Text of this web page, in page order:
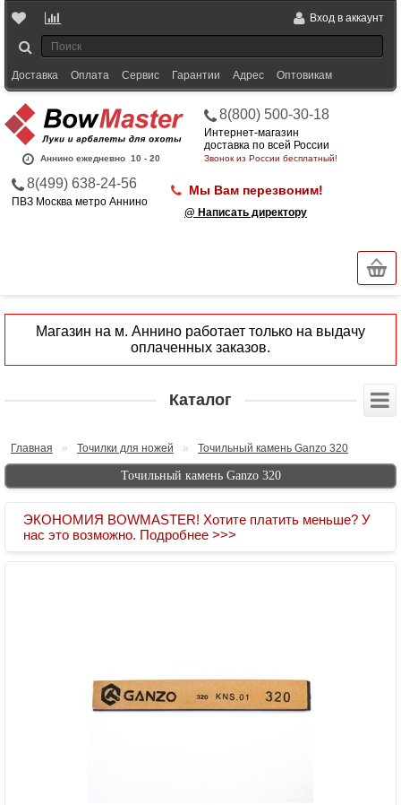
Вход в аккаунт
Доставка Оплата Сервис Гарантии Адрес Оптовикам
Аннино ежедневно 10 - 20
8(800) 500-30-18
Интернет-магазин
доставка по всей России
Звонок из России бесплатный!
8(499) 638-24-56
ПВЗ Москва метро Аннино
Мы Вам перезвоним!
@ Написать директору
Магазин на м. Аннино работает только на выдачу
оплаченных заказов.
Каталог
Главная » Точилки для ножей » Точильный камень Ganzo 320
Точильный камень Ganzo 320
ЭКОНОМИЯ BOWMASTER! Хотите платить меньше? У
нас это возможно. Подробнее >>>